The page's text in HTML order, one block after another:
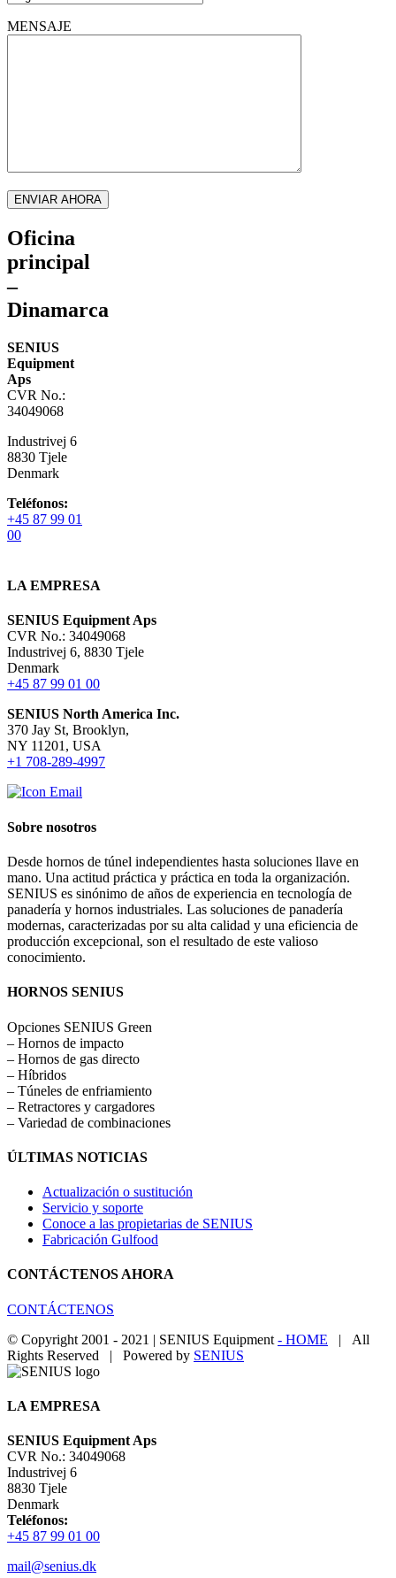
MENSAJE
Oficina
principal
–
Dinamarca
SENIUS
Equipment
Aps
CVR No.:
34049068
Industrivej 6
8830 Tjele
Denmark
Teléfonos:
+45 87 99 01
00
LA EMPRESA
SENIUS Equipment Aps
CVR No.: 34049068
Industrivej 6, 8830 Tjele
Denmark
+45 87 99 01 00
SENIUS North America Inc.
370 Jay St, Brooklyn,
NY 11201, USA
+1 708-289-4997
Sobre nosotros
Desde hornos de túnel independientes hasta soluciones llave en
mano. Una actitud práctica y práctica en toda la organización.
SENIUS es sinónimo de años de experiencia en tecnología de
panadería y hornos industriales. Las soluciones de panadería
modernas, caracterizadas por su alta calidad y una eficiencia de
producción excepcional, son el resultado de este valioso
conocimiento.
HORNOS SENIUS
Opciones SENIUS Green
– Hornos de impacto
– Hornos de gas directo
– Híbridos
– Túneles de enfriamiento
– Retractores y cargadores
– Variedad de combinaciones
ÚLTIMAS NOTICIAS
Actualización o sustitución
Servicio y soporte
Conoce a las propietarias de SENIUS
Fabricación Gulfood
CONTÁCTENOS AHORA
CONTÁCTENOS
© Copyright 2001 - 2021 | SENIUS Equipment - HOME | All
Rights Reserved | Powered by SENIUS
Email
LinkedIn
YouTube
Toggle
Bar
LA EMPRESA
SENIUS Equipment Aps
CVR No.: 34049068
Industrivej 6
8830 Tjele
Denmark
Teléfonos:
+45 87 99 01 00
mail@senius.dk